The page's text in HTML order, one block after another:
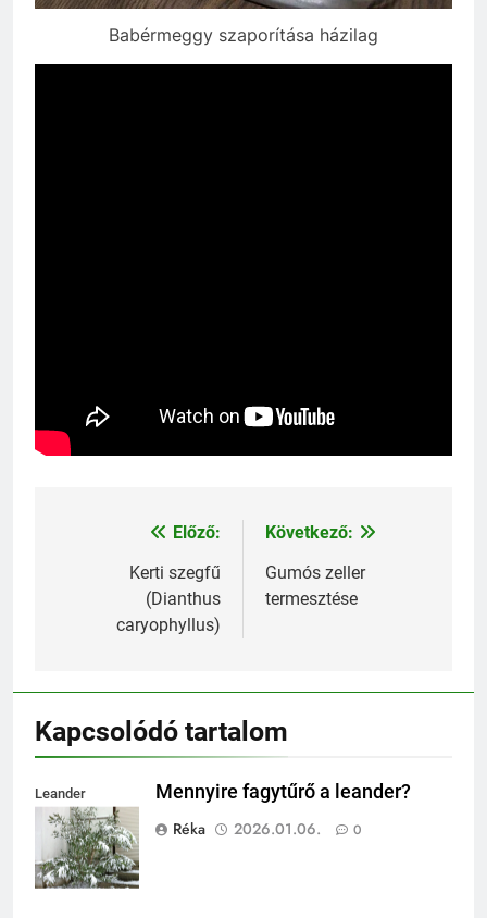
Babérmeggy szaporítása házilag
Bejegyzés
navigáció
Előző:
Kerti szegfű
(Dianthus
caryophyllus)
Következő:
Gumós zeller
termesztése
Kapcsolódó tartalom
Leander
fagytűrése
Mennyire fagytűrő a leander?
Réka
2026.01.06. 0